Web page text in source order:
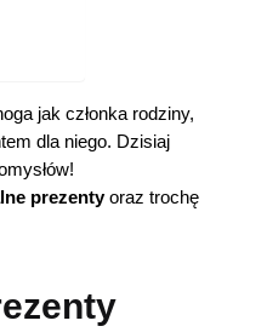
jak członka rodziny,
dla niego. Dzisiaj
prezentyoraz trochę